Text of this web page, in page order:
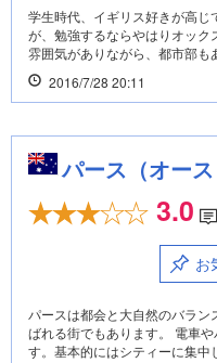
学生時代、イギリス好きが高
が、勉強するならやはりオッ
雰囲気がありながら、都市部も
2016/7/28 20:11
パース（オース
3.0
お
パースは都会と大自然のバラ
ばれる街でもあります。 電車
す。基本的にはシティーに集中